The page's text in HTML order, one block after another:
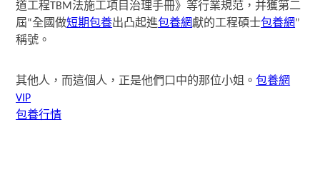
道工程TBM法施工項目治理手冊》等行業規范，并獲第二
屆“全國做短期包養出凸起進包養網獻的工程碩士包養網”
稱號。
其他人，而這個人，正是他們口中的那位小姐。包養網
VIP
包養行情